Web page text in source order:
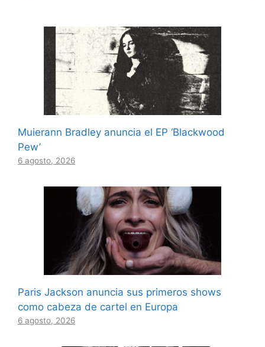
Muierann Bradley anuncia el EP ‘Blackwood
Pew’
6 agosto, 2026
Paris Jackson anuncia sus primeros shows
como cabeza de cartel en Europa
6 agosto, 2026